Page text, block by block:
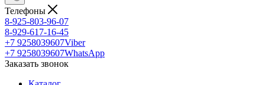
Телефоны
8-925-803-96-07
8-929-617-16-45
+7 9258039607Viber
+7 9258039607WhatsApp
Заказать звонок